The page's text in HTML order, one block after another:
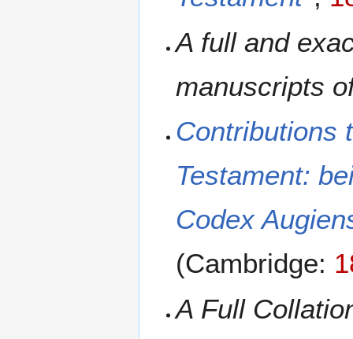
A full and
manuscripts
Contributions
Testament:
Codex
(Cambridge:
A Full